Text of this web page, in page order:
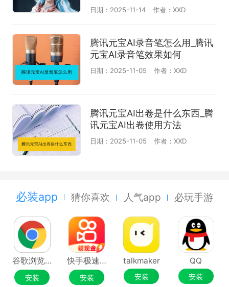
日期：2025-11-14 作者：XXD
腾讯元宝AI录音笔怎么用_腾讯
元宝AI录音笔效果如何
日期：2025-11-05 作者：XXD
腾讯元宝AI出卷是什么东西_腾
讯元宝AI出卷使用方法
日期：2025-11-05 作者：XXD
必装app 猜你喜欢 人气app 必玩手游
谷歌浏览器Google Chrome
安装
快手极速版
安装
talkmaker
安装
QQ
安装